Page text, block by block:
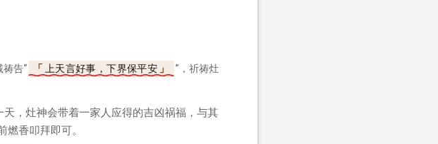
告“
上天言好事，下界保平安
”，祈祷灶
天，灶神会带着一家人应得的吉凶祸福，与其
香叩拜即可。